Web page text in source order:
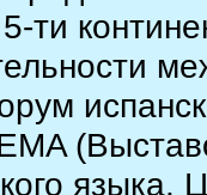
ти
языка.